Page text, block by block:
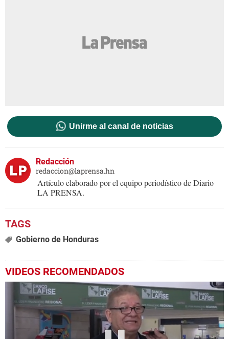
Unirme al canal de noticias
Redacción
redaccion@laprensa.hn
Artículo elaborado por el equipo periodístico de Diario
LA PRENSA.
Gobierno de Honduras
VIDEOS RECOMENDADOS